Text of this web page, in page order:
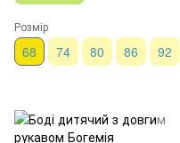
Розмір
68 74 80 86 92